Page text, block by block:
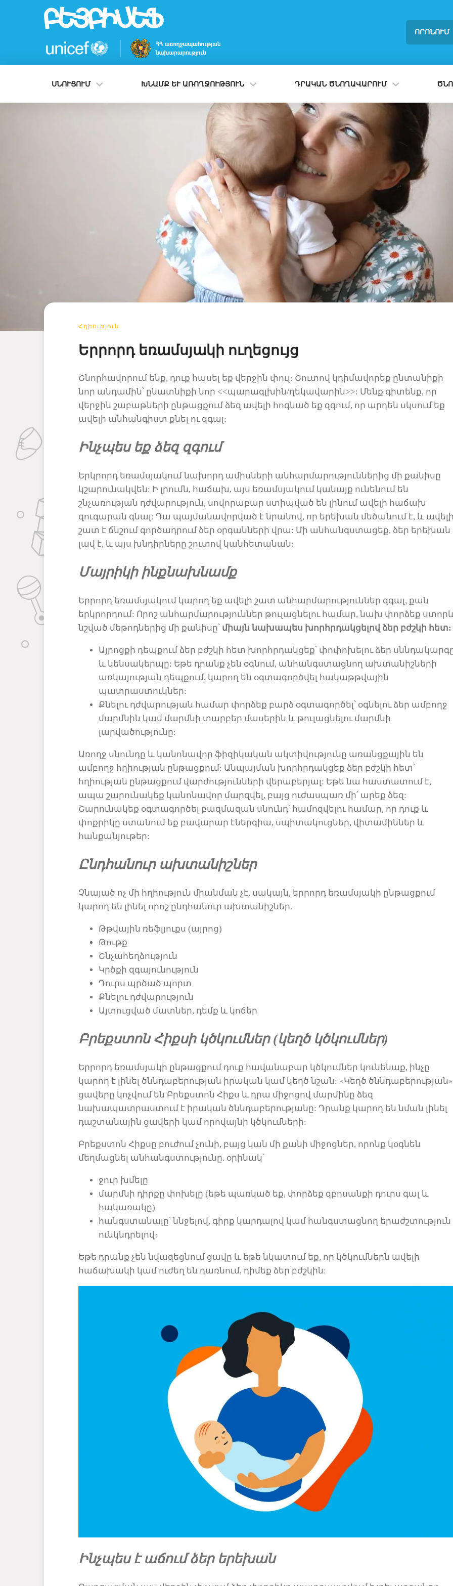
ՈՐՈՆՈՒՄ
ՍՆՈՒՑՈՒՄ ԽՆԱՄՔ ԵՒ ԱՌՈՂՋՈՒԹՅՈՒՆ ԴՐԱԿԱՆ ԾՆՈՂԱՎԱՐՈՒՄ
Հղիություն
Երրորդ եռամսյակի ուղեցույց
Շնորհավորում ենք, դուք հասել եք վերջին փուլ: Շուտով կդիմավորեք ընտանիքի
նոր անդամին՝ ընատնիքի նոր <<պարագլխին/ղեկավարին>>: Մենք գիտենք, որ
վերջին շաբաթների ընթացքում ձեզ ավելի հոգնած եք զգում, որ արդեն սկսում եք
ավելի անհանգիստ քնել ու զգալ:
Ինչպես եք ձեզ զգում
Երկրորդ եռամսյակումնախորդ ամիսների անհարմարություններից մի քանիսը
կշարունակվեն: Ի լրումն, հաճախ, այս եռամսյակում կանայք ունենում են
շնչառության դժվարություն, սովորաբար ստիպված են լինում ավելի հաճախ
զուգարան գնալ: Դա պայմանավորված է նրանով, որ երեխան մեծանում է, և ավելի
շատ է ճնշում գործադրում ձեր օրգանների վրա: Մի անհանգստացեք, ձեր երեխան
լավ է, և այս խնդիրները շուտով կանհետանան:
Մայրիկի ինքնախնամք
Երրորդ եռամսյակում կարող եք ավելի շատ անհարմարություններ զգալ, քան
երկրորդում: Որոշ անհարմարություններ թուլացնելուհամար, նախ փորձեք
նշված մեթոդներից մի քանիսը՝ միայննախապես խորհրդակցելով ձեր բժշկի հետ:
Այրոցքի դեպքում ձեր բժշկի հետ խորհրդակցեք՝ փոփոխելու ձեր սննդակարգ
և կենսակերպը: Եթե դրանք չեն օգնում, անհանգստացնող ախտանիշների
առկայության դեպքում, կարող են օգտագործվել հակաթթվային
պատրաստուկներ:
Քնելուդժվարության համար փորձեք բարձ օգտագործել՝ օգնելու ձեր ամբողջ
մարմն ին կամ մարմնի տարբեր մասերին և թուլացնելումարմնի
լարվածությունը:
Առողջ սնունդը և կանոնավոր ֆիզիկական ակտիվությունը առանցքային են
ամբողջ հղիության ընթացքում: Անպայման խորհրդակցեք ձեր բժշկի հետ՝
հղիության ընթացքում վարժությունների վերաբերյալ: Եթե նա հաստատում է,
ապա շարունակեք կանոնավոր մարզվել, բայց ուժասպառ մի՛ արեք ձեզ:
Շարունակեք օգտագործել բազմազան սնունդ՝ համոզվելու համար, որ դուք և
փոքրիկը ստանում եք բավարար էներգիա, սպիտակուցներ, վիտամիններ և
հանքանյութեր:
Ընդհանուր ախտանիշներ
Չնայած ոչ մի հղիություն միանման չէ, սակայն, երրորդ եռամսյակի ընթացքում
կարող են լինել որոշ ընդհանուր ախտանիշներ.
Թթվային ռեֆլյուքս (այրոց)
Թութք
Շնչա հեղձություն
Կրծք ի զգայունություն
Դուրս պրծած պորտ
Քնելուդժվարություն
Այտուցված մատներ, դեմք և կոճեր
Բրեքստոն Հիքսի կծկումներ (կեղծ կծկումներ)
Երրորդ եռամսյակի ընթացքում դուք հավանաբար կծկումներ կունենաք, ինչը
կարող է լինել ծննդաբերության իրական կամ կեղծ նշան: «Կեղծ ծննդաբերության»
ցավերը կոչվում են Բրեքստոն Հիքս և դրա միջոցով մարմինը ձեզ
նախապատրաստում է իրական ծննդաբերությանը: Դրանք կարող են նման լինել
դաշտանային ցավերի կամ որովայնի կծկումներ ի:
Բրեքստոն Հիքսը բուժում չունի, բայց կան մի քանի միջոցներ, որոնք կօգնեն
մեղմացնել անհանգստությունը. օրինակ՝
ջուր խմելը
մարմնի դիրքը փոխելը (եթե պառկած եք, փորձեք զբոսանքի դուրս գալ և
հակառակը)
հանգստանալը՝ ննջելով, գիրք կարդալով կամ հանգստացնող երաժշտություն
ունկնդրելով։
Եթե դրանք չեն նվազեցնում ցավը և եթե նկատում եք, որ կծկումներն ավելի
հաճախակի կամ ուժեղ են դառնում, դիմեք ձեր բժշկին:
Ինչպես է աճում ձեր երեխան